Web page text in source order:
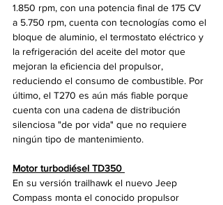
1.850 rpm, con una potencia final de 175 CV
a 5.750 rpm, cuenta con tecnologías como el
bloque de aluminio, el termostato eléctrico y
la refrigeración del aceite del motor que
mejoran la eficiencia del propulsor,
reduciendo el consumo de combustible. Por
último, el T270 es aún más fiable porque
cuenta con una cadena de distribución
silenciosa "de por vida" que no requiere
ningún tipo de mantenimiento.
Motor turbodiésel TD350
En su versión trailhawk el nuevo Jeep
Compass monta el conocido propulsor